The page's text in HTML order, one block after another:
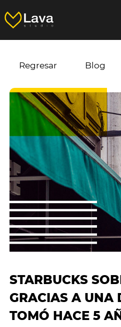
Regresar Blog
STARBUCKS
GRACIAS A UNA
TOMÓ HACE 5